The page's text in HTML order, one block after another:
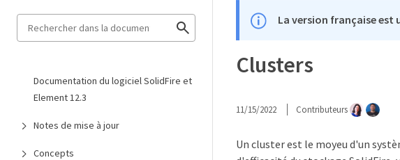
Documentation du logiciel SolidFire et
Element 12.3
Notes de mise à jour
Concepts
La version française est
Clusters
11/15/2022 Contributeurs
Un cluster est le moyeu d'un